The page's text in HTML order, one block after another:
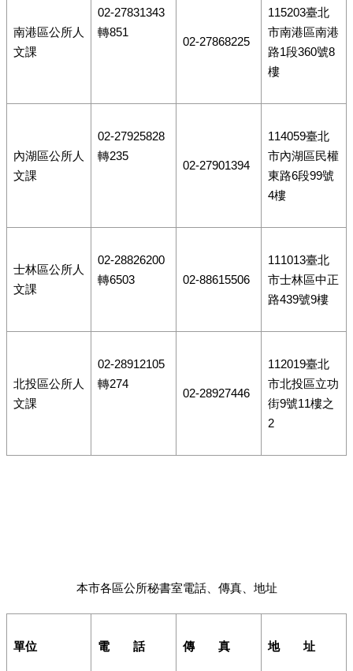
南港區公所人
文課
02-27831343
轉851
02-27868225
115203臺北
市南港區南港
路1段360號8
樓
內湖區公所人
文課
02-27925828
轉235
02-27901394
114059臺北
市內湖區民權
東路6段99號
4樓
士林區公所人
文課
02-28826200
轉6503
02-88615506
111013臺北
市士林區中正
路439號9樓
北投區公所人
文課
02-28912105
轉274
02-28927446
112019臺北
市北投區立功
街9號11樓之
2
本市各區公所秘書室電話、傳真、地址
單位 電 話 傳 真 地 址